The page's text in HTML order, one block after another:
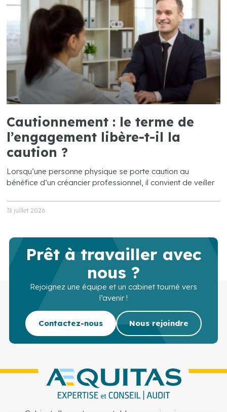
Cautionnement : le terme de
l’engagement libère-t-il la
caution ?
Lorsqu’une personne physique se porte caution au
bénéfice d’un créancier professionnel, il convient de veiller
31 juillet 2026
Prêt à travailler avec
nous ?
Rejoignez une équipe et un cabinet tourné vers
l’avenir !
Contactez-nous Nous rejoindre